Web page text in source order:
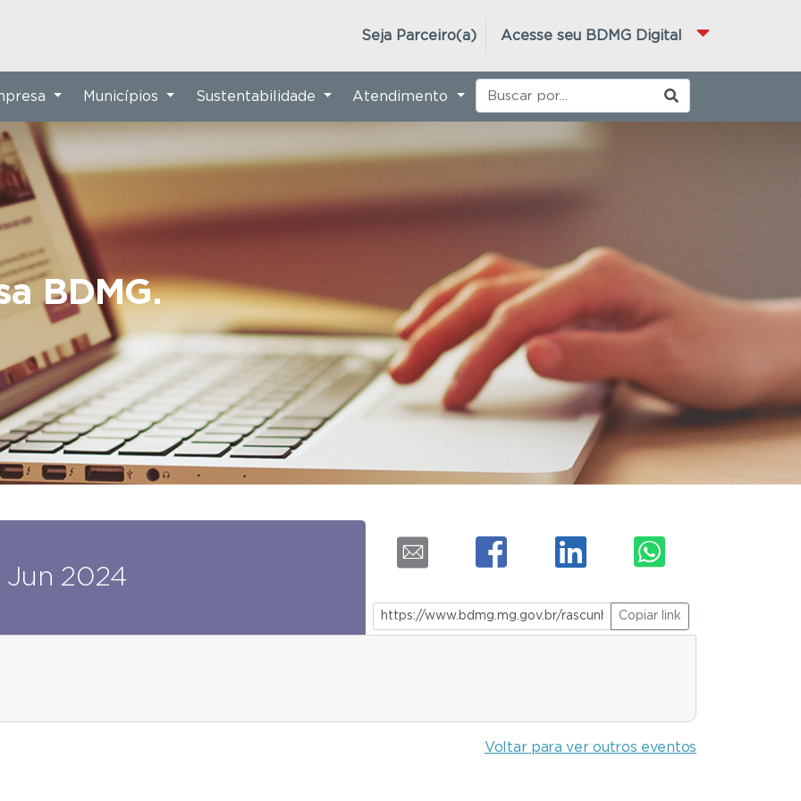
Acesse seu BDMG Digital
Seja Parceiro(a)
BDMG.
Municípios Sustentabilidade Atendimento
Jun 2024
Copiar link
Voltar para ver outros eventos